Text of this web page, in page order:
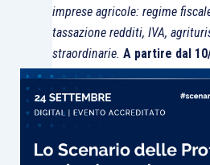
imprese agricole: regime
tassazione redditi, IVA,
straordinarie. A partire dal